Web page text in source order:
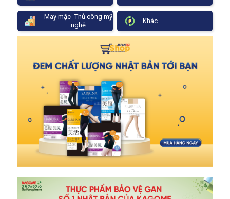
May mặc -Thủ công mỹ
nghệ
Khác